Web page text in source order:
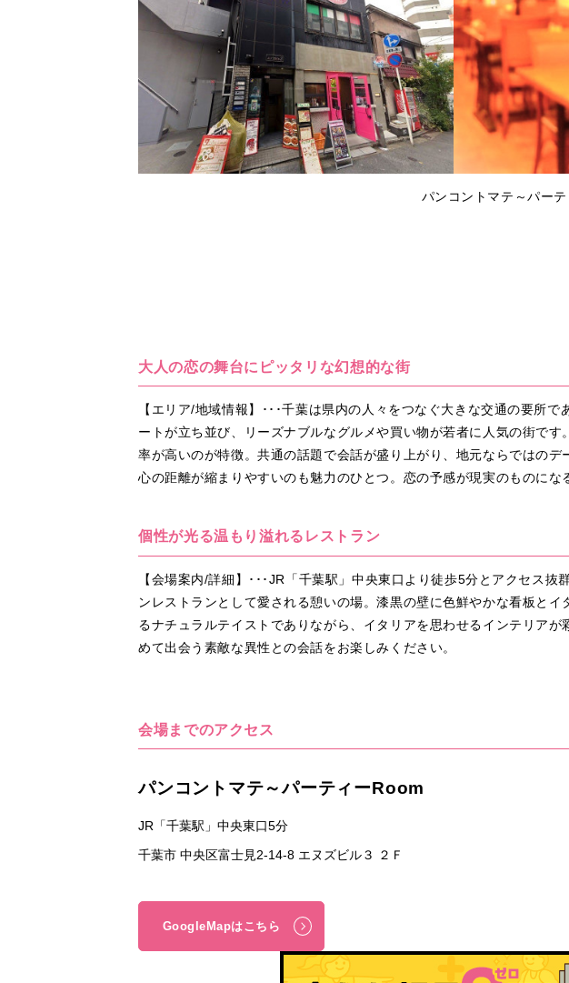
パンコントマテ～パー
大人の恋の舞台にピッタリな幻想的な街
【エリア/地域情報】･･･千葉は県内の人々をつなぐ大きな交通の要所
ートが立ち並び、リーズナブルなグルメや買い物が若者に人気の街で
率が高いのが特徴。共通の話題で会話が盛り上がり、地元ならではの
心の距離が縮まりやすいのも魅力のひとつ。恋の予感が現実のものにな
個性が光る温もり溢れるレストラン
【会場案内/詳細】･･･JR「千葉駅」中央東口より徒歩5分とアクセス
ンレストランとして愛される憩いの場。漆黒の壁に色鮮やかな看板と
るナチュラルテイストでありながら、イタリアを思わせるインテリア
めて出会う素敵な異性との会話をお楽しみください。
会場までのアクセス
パンコントマテ～パーティーRoom
JR「千葉駅」中央東口5分
千葉市 中央区富士見2-14-8 エヌズビル３ ２Ｆ
GoogleMapはこちら